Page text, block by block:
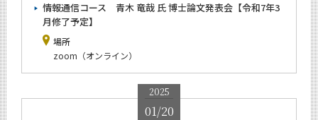
情報通信コース 青木 竜哉 氏 博士論文発表会【令和7年3
月修了予定】
場所
zoom（オンライン）
2025
01/20